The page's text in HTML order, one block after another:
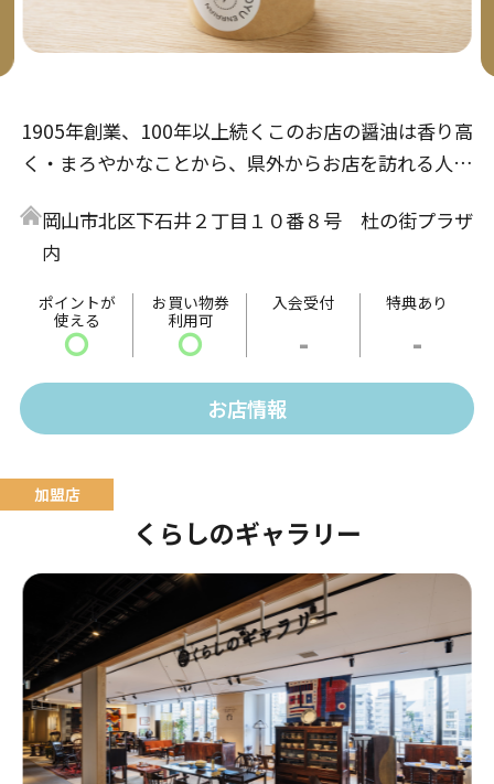
1905年創業、100年以上続くこのお店の醤油は香り高
く・まろやかなことから、県外からお店を訪れる人が
調味料もご用意！さらに鷹取醤油の風味を気軽に味わ
えるもう一つの名物「しょうゆソフトクリーム」もご
ざいます。是非、ご来場の上、ご賞味ください。
岡山市北区下石井２丁目１０番８号 杜の街プラザ
内
ポイントが
使える
〇
お買い物券
利用可
〇
入会受付
-
特典あり
-
お店情報
くらしのギャラリー